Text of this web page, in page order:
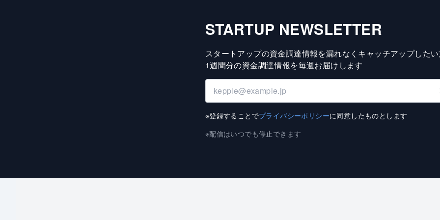
STARTUP NEWSLETTER
スタートアップの資金調達情報を漏れなくキャッチアップした
1週間分の資金調達情報を毎週お届けします
※登録することでプライバシーポリシーに同意したものとします
※配信はいつでも停止できます